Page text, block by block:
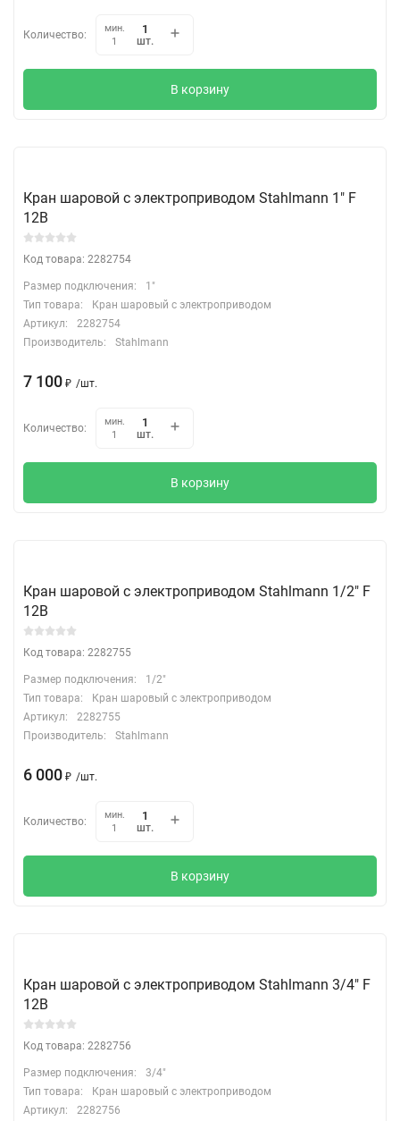
Количество:
мин.
1
шт.
В корзину
Кран шаровой с электроприводом Stahlmann 1" F
12В
Код товара: 2282754
Размер подключения:
1"
Тип товара:
Кран шаровый с электроприводом
Артикул:
2282754
Производитель:
Stahlmann
7 100 ₽ /шт.
Количество:
мин.
1
шт.
В корзину
Кран шаровой с электроприводом Stahlmann 1/2" F
12В
Код товара: 2282755
Размер подключения:
1/2"
Тип товара:
Кран шаровый с электроприводом
Артикул:
2282755
Производитель:
Stahlmann
6 000 ₽ /шт.
Количество:
мин.
1
шт.
В корзину
Кран шаровой с электроприводом Stahlmann 3/4" F
12В
Код товара: 2282756
Размер подключения:
3/4"
Тип товара:
Кран шаровый с электроприводом
Артикул:
2282756